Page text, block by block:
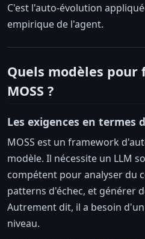
C'est l'auto-évolution
empirique de l'agent.
Quels modèles
MOSS ?
Les exigences en termes
MOSS est un framework
modèle. Il nécessite un LLM
compétent pour analyser du
patterns d'échec, et générer
Autrement dit, il a besoin
niveau.